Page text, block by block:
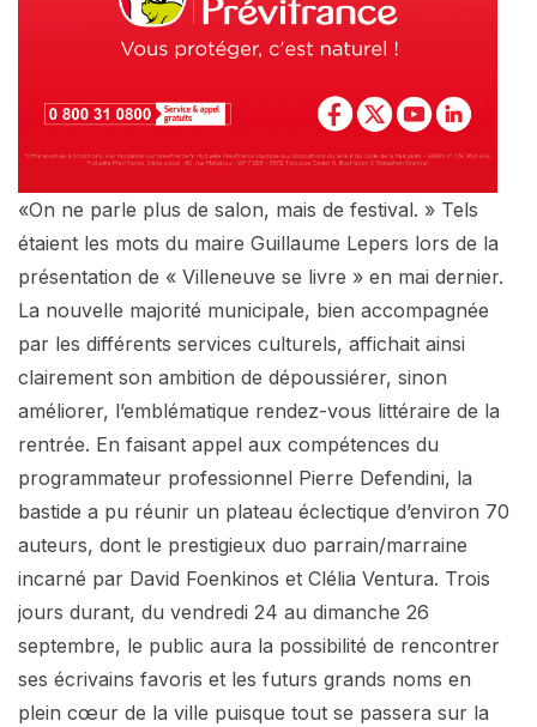
«On ne parle plus de salon, mais de festival. » Tels
étaient les mots du maire Guillaume Lepers lors de la
présentation de « Villeneuve se livre » en mai dernier.
La nouvelle majorité municipale, bien accompagnée
par les différents services culturels, affichait ainsi
clairement son ambition de dépoussiérer, sinon
améliorer, l’emblématique rendez-vous littéraire de la
rentrée. En faisant appel aux compétences du
programmateur professionnel Pierre Defendini, la
bastide a pu réunir un plateau éclectique d’environ 70
auteurs, dont le prestigieux duo parrain/marraine
incarné par David Foenkinos et Clélia Ventura. Trois
jours durant, du vendredi 24 au dimanche 26
septembre, le public aura la possibilité de rencontrer
ses écrivains favoris et les futurs grands noms en
plein cœur de la ville puisque tout se passera sur la